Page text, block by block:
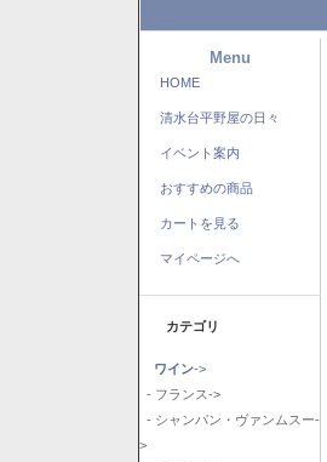
Menu
HOME
清水台平野屋の日々
イベント案内
おすすめの商品
カートを見る
マイページへ
カテゴリ
ワイン->
- フランス->
- シャンパン・ヴァンムスー-
>